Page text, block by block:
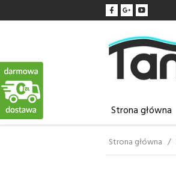
Strona główna
Strona główna